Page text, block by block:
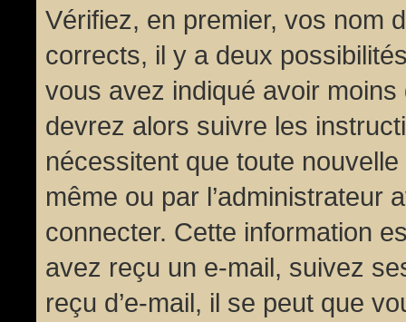
Vérifiez, en premier, vos nom
corrects, il y a deux
vous avez indiqué avoir
devrez alors suivre les
nécessitent que toute
même ou par l’administrateur
connecter. Cette information
avez reçu un e-mail, suivez
reçu d’e-mail, il se peut que